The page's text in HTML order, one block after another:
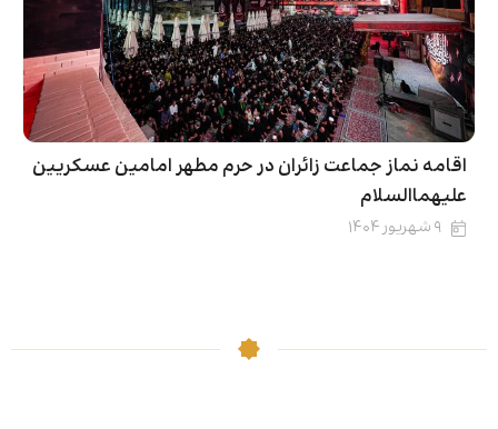
اقامه نماز جماعت زائران در حرم مطهر امامین عسکریین
علیهماالسلام
۹ شهریور ۱۴۰۴